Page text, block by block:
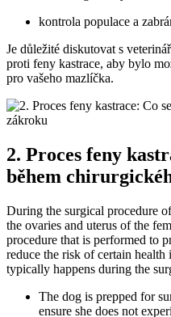
kontrola populace a
Je důležité diskutovat s
proti feny kastrace, aby bylo
pro vašeho mazlíčka.
2. Proces feny
během
During the surgical procedure
the ovaries and uterus of the
procedure that is performed to
reduce the risk of certain health
typically happens during the
The dog is prepped for
ensure she does not